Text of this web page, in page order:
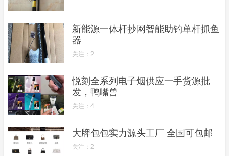
新能源一体杆抄网智能助钓单杆抓鱼
器
关注：2
悦刻全系列电子烟供应一手货源批
发，鸭嘴兽
关注：4
大牌包包实力源头工厂 全国可包邮
关注：2